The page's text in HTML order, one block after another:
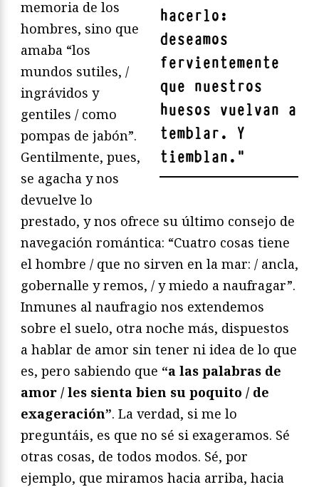
hacerlo:
deseamos
fervientemente
que nuestros
huesos vuelvan a
temblar. Y
tiemblan. "
memoria de los
hombres, sino que
amaba “los
mundos sutiles, /
ingrávidos y
gentiles / como
pompas de jabón”.
Gentilmente, pues,
se agacha y nos
devuelve lo
prestado, y nos ofrece su último consejo de
navegación romántica: “Cuatro cosas tiene
el hombre / que no sirven en la mar: / ancla,
gobernalle y remos, / y miedo a naufragar”.
Inmunes al naufragio nos extendemos
sobre el suelo, otra noche más, dispuestos
a hablar de amor sin tener ni idea de lo que
es, pero sabiendo que “a las palabras de
amor / les sienta bien su poquito / de
exageración”. La verdad, si me lo
preguntáis, es que no sé si exageramos. Sé
otras cosas, de todos modos. Sé, por
ejemplo, que miramos hacia arriba, hacia